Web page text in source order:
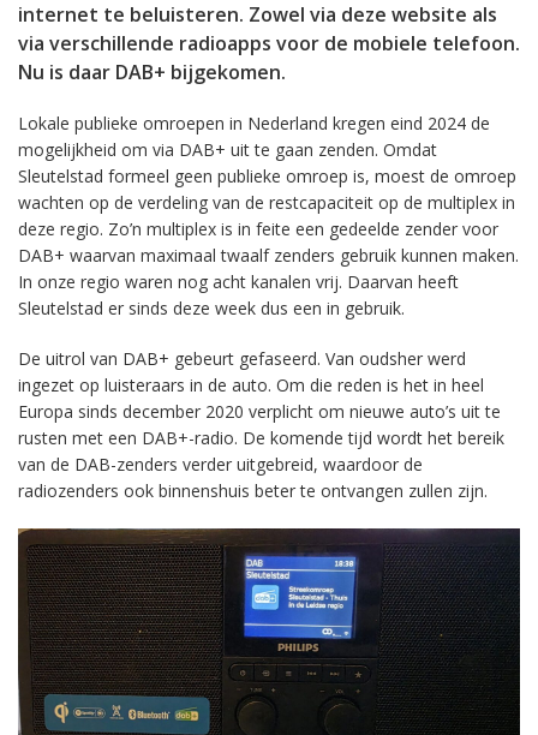
internet te beluisteren. Zowel via deze website als
via verschillende radioapps voor de mobiele telefoon.
Nu is daar DAB+ bijgekomen.
Lokale publieke omroepen in Nederland kregen eind 2024 de
mogelijkheid om via DAB+ uit te gaan zenden. Omdat
Sleutelstad formeel geen publieke omroep is, moest de omroep
wachten op de verdeling van de restcapaciteit op de multiplex in
deze regio. Zo’n multiplex is in feite een gedeelde zender voor
DAB+ waarvan maximaal twaalf zenders gebruik kunnen maken.
In onze regio waren nog acht kanalen vrij. Daarvan heeft
Sleutelstad er sinds deze week dus een in gebruik.
De uitrol van DAB+ gebeurt gefaseerd. Van oudsher werd
ingezet op luisteraars in de auto. Om die reden is het in heel
Europa sinds december 2020 verplicht om nieuwe auto’s uit te
rusten met een DAB+-radio. De komende tijd wordt het bereik
van de DAB-zenders verder uitgebreid, waardoor de
radiozenders ook binnenshuis beter te ontvangen zullen zijn.